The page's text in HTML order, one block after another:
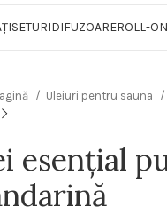
SETURIDIFUZOAREROLL-ON
Uleiuri pentru sauna
esențial